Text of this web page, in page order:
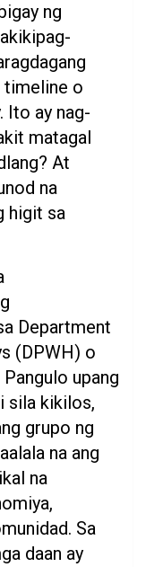
ng
timeline o
Ito ay nag-
matagal
At
na
higit sa
Department
(DPWH) o
upang
sila kikilos,
grupo ng
na ang
na
Sa
daan ay